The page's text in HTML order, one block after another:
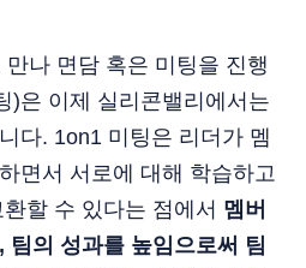
나 면담 혹은 미팅을 진행
)은 이제 실리콘밸리에서는
다. 1on1 미팅은 리더가 멤
면서 서로에 대해 학습하고
할 수 있다는 점에서 멤버
팀의 성과를 높임으로써 팀